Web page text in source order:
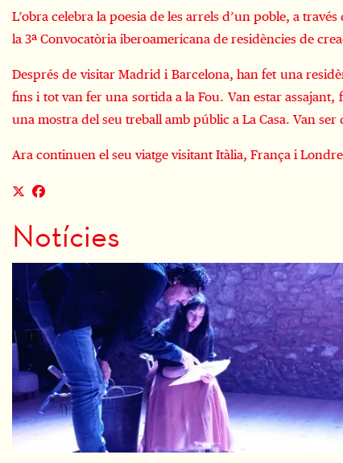
L’obra celebra la poesia de les arrels d’un poble, a
la 3ª Convocatòria iberoamericana de residències de
Després de visitar Madrid i Barcelona, han fet una
fins i tot van fer una sortida a la Fou. Van estar
una mostra del seu treball amb públic a La Casa. Van
Ara continuen el seu viatge visitant Itàlia, França i
Notícies